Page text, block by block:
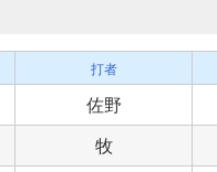
打者
佐野
牧